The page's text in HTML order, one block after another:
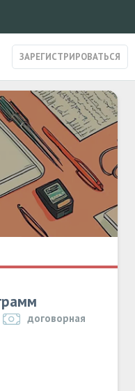
ЗАРЕГИСТРИРОВАТЬСЯ
договорная